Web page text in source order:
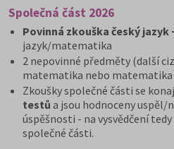
Společná část 2026
Povinná zkouška český jazyk
jazyk/matematika
2 nepovinné předměty (další
matematika nebo
Zkoušky společné části se
testů a jsou hodnoceny uspěl/
úspěšnosti - na vysvědčení
společné části.